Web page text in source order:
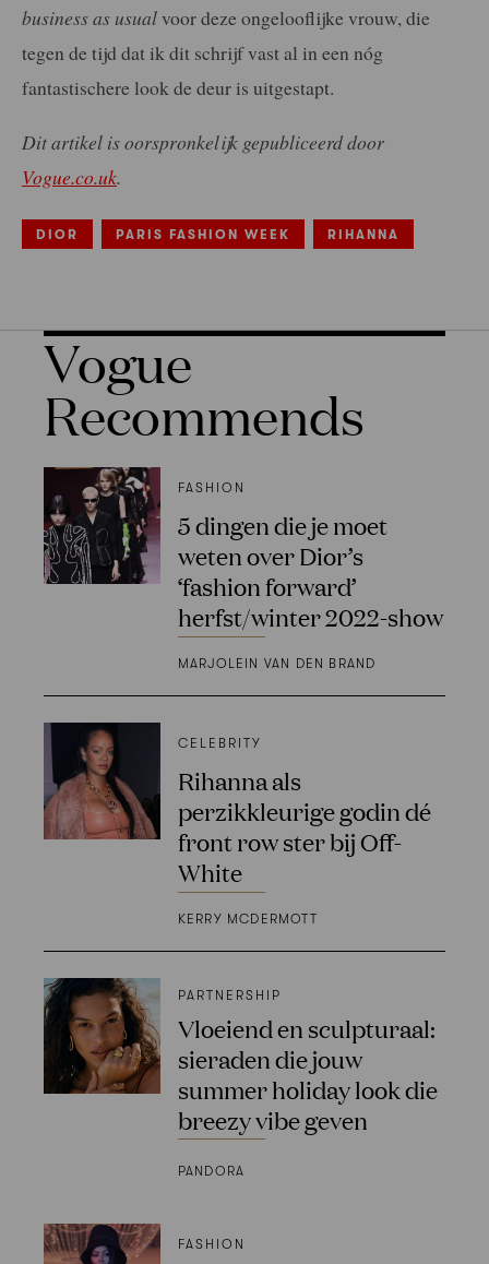
business as usualvoor deze ongelooflijke vrouw, die
tegen de tijd dat ik dit schrijf vast al in een nóg
fantastischere look de deur is uitgestapt.
Dit artikel is oorspronkelijk gepubliceerd door
Vogue.co.uk.
DIOR PARIS FASHION WEEK RIHANNA
Vogue
Recommends
FASHION
5 dingen die je moet
weten over Dior’s
‘fashion forward’
herfst/winter 2022-show
MARJOLEIN VAN DEN BRAND
CELEBRITY
Rihanna als
perzikkleurige godin dé
front row ster bij Off-
White
KERRY MCDERMOTT
PARTNERSHIP
Vloeiend en sculpturaal:
sieraden die jouw
summer holiday look die
breezy vibe geven
PANDORA
FASHION